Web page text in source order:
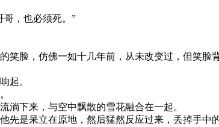
，也必须死。”
脸，仿佛一如十几年前，从未改变过，但笑脸背
起。
下来，与空中飘散的雪花融合在一起。
是呆立在原地，然后猛然反应过来，丢掉手中